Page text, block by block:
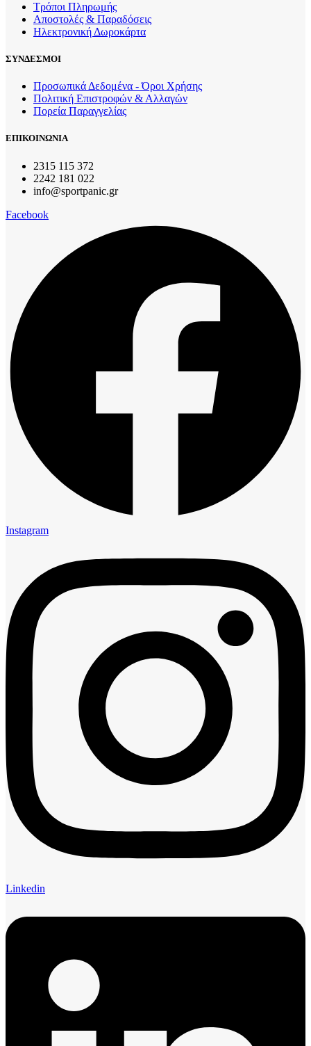
Τρόποι Πληρωμής
Αποστολές & Παραδόσεις
Ηλεκτρονική Δωροκάρτα
ΣΥΝΔΕΣΜΟΙ
Προσωπικά Δεδομένα - Όροι Χρήσης
Πολιτική Επιστροφών & Αλλαγών
Πορεία Παραγγελίας
ΕΠΙΚΟΙΝΩΝΙΑ
2315 115 372
2242 181 022
info@sportpanic.gr
Facebook
Instagram
Linkedin